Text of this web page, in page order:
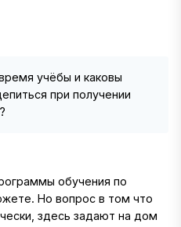
учёбы и каковы
при получении
обучения по
Но вопрос в том что
здесь задают на дом